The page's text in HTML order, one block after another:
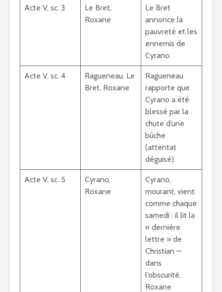
Acte V, sc. 3
Le Bret,
Roxane
Le Bret
annonce la
pauvreté et les
ennemis de
Cyrano.
Acte V, sc. 4
Ragueneau, Le
Bret, Roxane
Ragueneau
rapporte que
Cyrano a été
blessé par la
chute d’une
bûche
(attentat
déguisé).
Acte V, sc. 5
Cyrano,
Roxane
Cyrano,
mourant, vient
comme chaque
samedi ; il lit la
« dernière
lettre » de
Christian —
dans
l’obscurité,
Roxane